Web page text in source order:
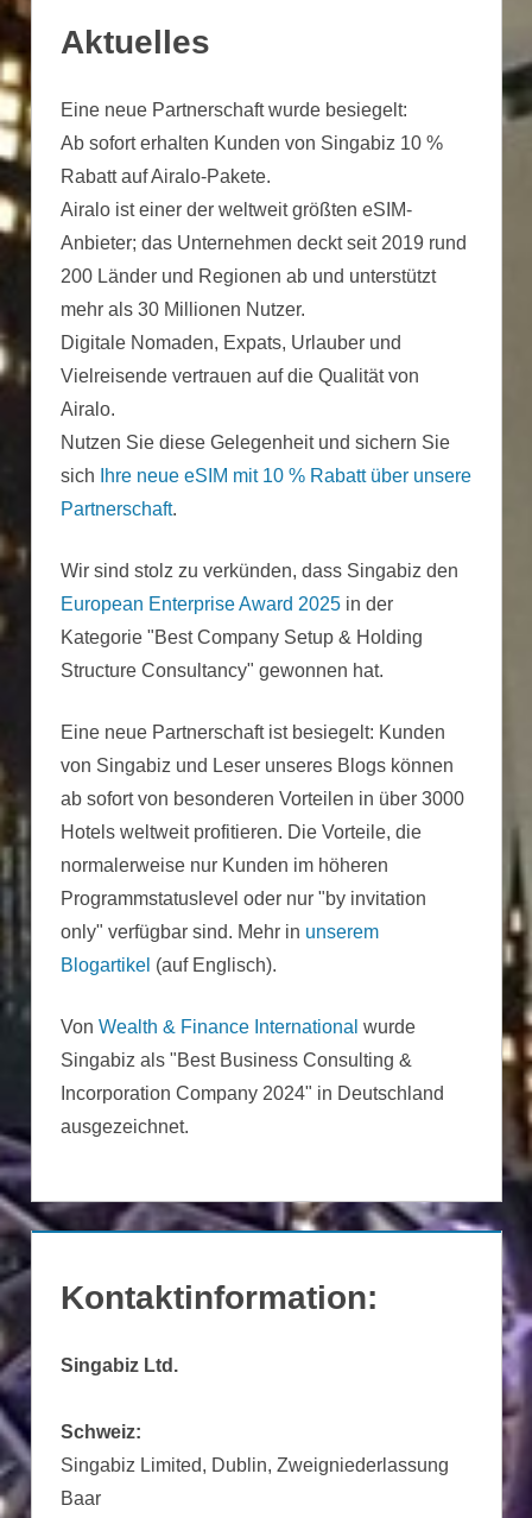
Aktuelles
Eine neue Partnerschaft wurde besiegelt:
Ab sofort erhalten Kunden von Singabiz 10 %
Rabatt auf Airalo-Pakete.
Airalo ist einer der weltweit größten eSIM-
Anbieter; das Unternehmen deckt seit 2019 rund
200 Länder und Regionen ab und unterstützt
mehr als 30 Millionen Nutzer.
Digitale Nomaden, Expats, Urlauber und
Vielreisende vertrauen auf die Qualität von
Airalo.
Nutzen Sie diese Gelegenheit und sichern Sie
sich
Ihre neue eSIM mit 10 % Rabatt über unsere
Partnerschaft.
Wir sind stolz zu verkünden, dass Singabiz den
European Enterprise Award 2025in der
Kategorie "Best Company Setup & Holding
Structure Consultancy" gewonnen hat.
Eine neue Partnerschaft ist besiegelt: Kunden
von Singabiz und Leser unseres Blogs können
ab sofort von besonderen Vorteilen in über 3000
Hotels weltweit profitieren. Die Vorteile, die
normalerweise nur Kunden im höheren
Programmstatuslevel oder nur "by invitation
only" verfügbar sind. Mehr in unserem
Blogartikel (auf Englisch).
Von Wealth & Finance International wurde
Singabiz als "Best Business Consulting &
Incorporation Company 2024" in Deutschland
ausgezeichnet.
Kontaktinformation:
Singabiz Ltd.
Schweiz:
Singabiz Limited, Dublin, Zweigniederlassung
Baar